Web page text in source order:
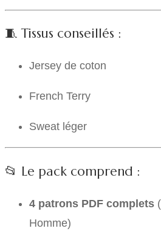
🧵 Tissus conseillés :
Jersey de coton
French Terry
Sweat léger
📂 Le pack comprend :
4 patrons PDF complets
Homme)